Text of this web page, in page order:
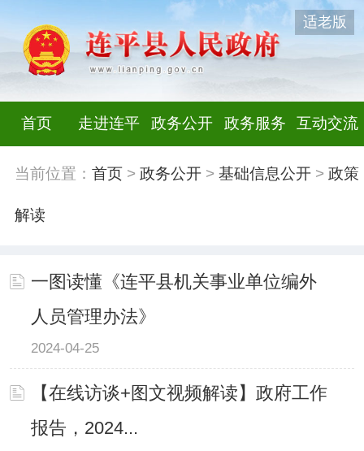
适老版
首页 走进连平 政务公开 政务服务 互动交流
当前位置： 首页> 政务公开> 基础信息公开> 政策
解读
一图读懂《连平县机关事业单位编外
人员管理办法》
2024-04-25
【在线访谈+图文视频解读】政府工作
报告，2024...